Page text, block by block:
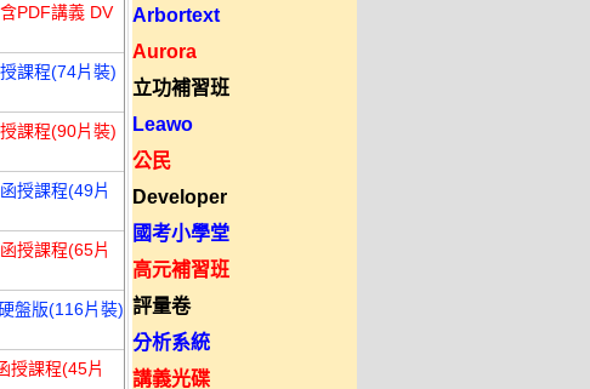
PDF講義 DV
課程(74片裝)
課程(90片裝)
授課程(49片
授課程(65片
盤版(116片裝)
授課程(45片
Arbortext
Aurora
立功補習班
Leawo
公民
Developer
國考小學堂
高元補習班
評量卷
分析系統
講義光碟